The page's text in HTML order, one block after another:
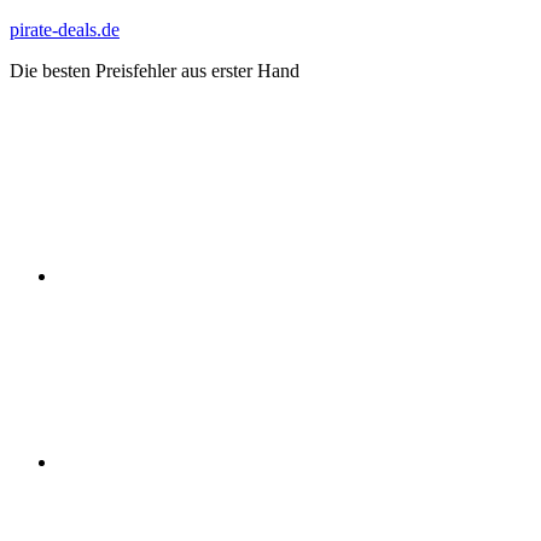
Zum
springen
pirate-deals.de
Die besten Preisfehler aus erster Hand